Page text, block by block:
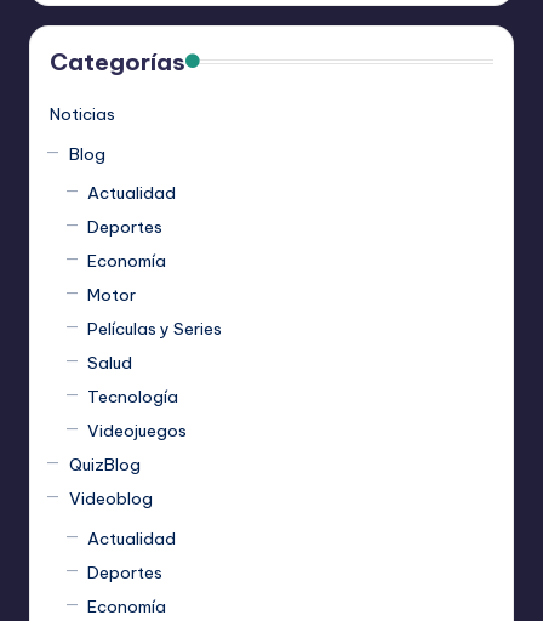
Categorías
Noticias
Blog
Actualidad
Deportes
Economía
Motor
Películas y Series
Salud
Tecnología
Videojuegos
QuizBlog
Videoblog
Actualidad
Deportes
Economía